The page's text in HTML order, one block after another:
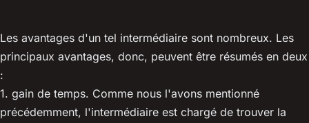
Les avantages d'un tel intermédiaire sont nombreux. Les
principaux avantages, donc, peuvent être résumés en deux
:
1. gain de temps. Comme nous l'avons mentionné
précédemment, l'intermédiaire est chargé de trouver la